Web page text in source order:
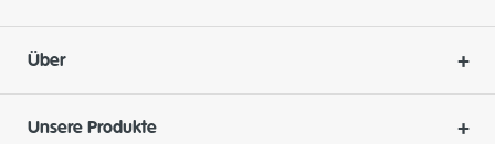
Über
Unsere Produkte